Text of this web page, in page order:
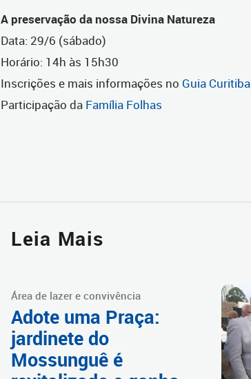
A preservação da nossa Divina Natureza
Data: 29/6 (sábado)
Horário: 14h às 15h30
Inscrições e mais informações no Guia Curitiba
Participação da Família Folhas
Leia Mais
Área de lazer e convivência
Adote uma Praça:
jardinete do
Mossunguê é